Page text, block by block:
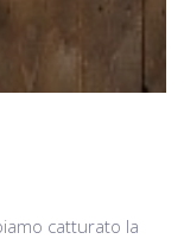
catturato la